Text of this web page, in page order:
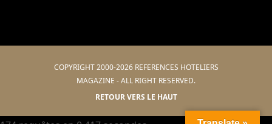
COPYRIGHT 2000-2026 REFERENCES HOTELIERS
MAGAZINE - ALL RIGHT RESERVED.
RETOUR VERS LE HAUT